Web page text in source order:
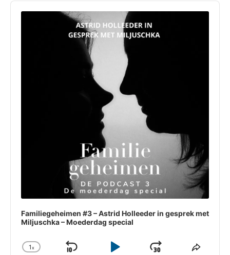
Audio
Familiegeheimen #3 – Astrid Holleeder in gesprek met
Miljuschka – Moederdag special
Change
1x Share